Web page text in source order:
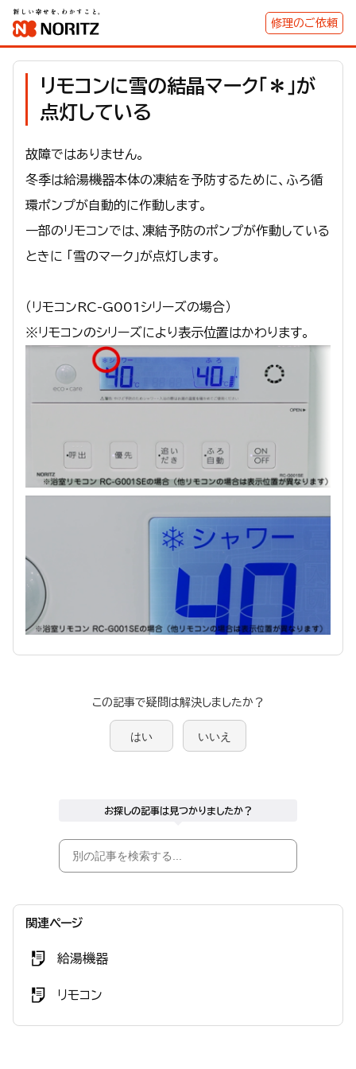
修理のご依頼
リモコンに雪の結晶マーク「＊」が
点灯している
故障ではありません。
冬季は給湯機器本体の凍結を予防するために、ふろ循
環ポンプが自動的に作動します。
一部のリモコンでは、凍結予防のポンプが作動している
ときに 「雪のマーク」が点灯します。
（リモコンRC-G001シリーズの場合）
※リモコンのシリーズにより表示位置はかわります。
この記事で疑問は解決しましたか？
はい いいえ
お探しの記事は見つかりましたか？
関連ページ
給湯機器
リモコン